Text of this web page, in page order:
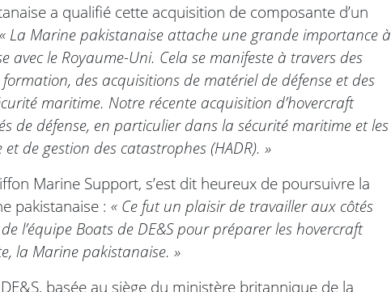
a qualifié cette acquisition de composante d’un
« La Marine pakistanaise attache une grande importance à
avec le Royaume-Uni. Cela se manifeste à travers des
des acquisitions de matériel de défense et des
maritime. Notre récente acquisition d’hovercraft
de défense, en particulier dans la sécurité maritime et les
de gestion des catastrophes (HADR). »
Marine Support, s’est dit heureux de poursuivre la
pakistanaise : « Ce fut un plaisir de travailler aux côtés
l’équipe Boats de DE&S pour préparer les hovercraft
la Marine pakistanaise. »
basée au siège du ministère britannique de la